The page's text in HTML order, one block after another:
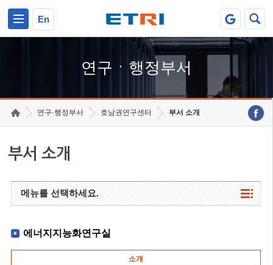
En
연구ㆍ행정부서
연구·행정부서 호남권연구센터 부서 소개
부서 소개
메뉴를 선택하세요.
에너지지능화연구실
소개